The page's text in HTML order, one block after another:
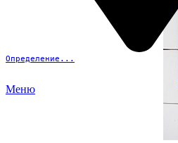
Определение...
Меню